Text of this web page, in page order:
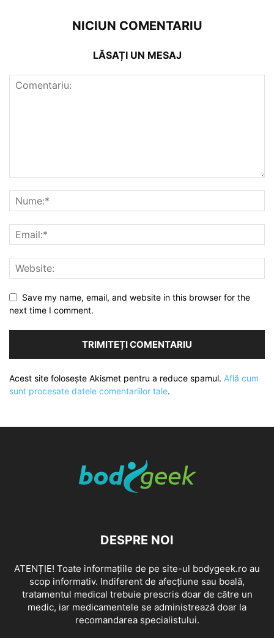
NICIUN COMENTARIU
LĂSAȚI UN MESAJ
Save my name, email, and website in this browser for the
next time I comment.
Acest site folosește Akismet pentru a reduce spamul. Află cum
sunt procesate datele comentariilor tale.
DESPRE NOI
ATENȚIE! Toate informațiile de pe site-ul bodygeek.ro au
scop informativ. Indiferent de afecțiune sau boală,
tratamentul medical trebuie prescris doar de către un
medic, iar medicamentele se administrează doar la
recomandarea specialistului.